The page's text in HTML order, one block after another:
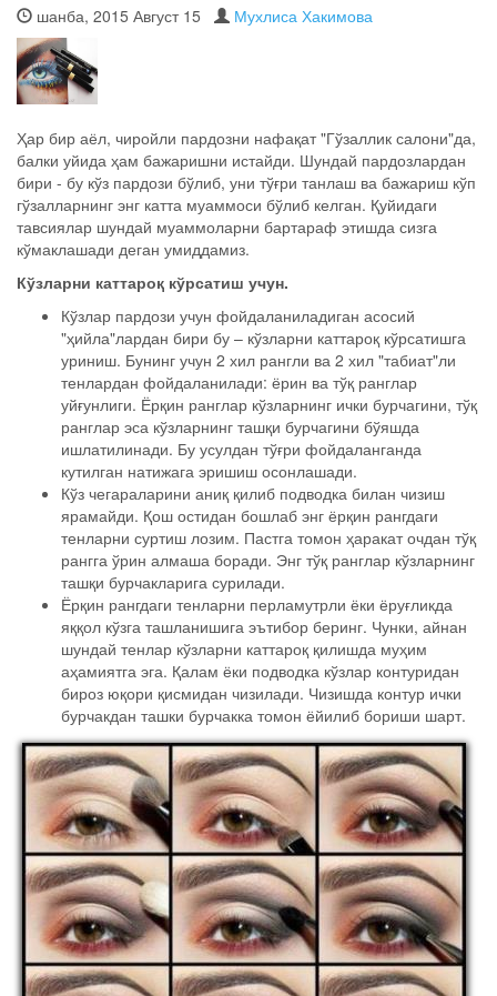
шанба, 2015 Август 15 Мухлиса Хакимова
Ҳар бир аёл, чиройли пардозни нафақат "Гўзаллик салони"да,
балки уйида ҳам бажаришни истайди. Шундай пардозлардан
бири - бу кўз пардози бўлиб, уни тўғри танлаш ва бажариш кўп
гўзалларнинг энг катта муаммоси бўлиб келган. Қуйидаги
тавсиялар шундай муаммоларни бартараф этишда сизга
кўмаклашади деган умиддамиз.
Кўзларни каттароқ кўрсатиш учун.
Кўзлар пардози учун фойдаланиладиган асосий
"ҳийла"лардан бири бу – кўзларни каттароқ кўрсатишга
уриниш. Бунинг учун 2 хил рангли ва 2 хил "табиат"ли
тенлардан фойдаланилади: ёрин ва тўқ ранглар
уйғунлиги. Ёрқин ранглар кўзларнинг ички бурчагини, тўқ
ранглар эса кўзларнинг ташқи бурчагини бўяшда
ишлатилинади. Бу усулдан тўғри фойдаланганда
кутилган натижага эришиш осонлашади.
Кўз чегараларини аниқ қилиб подводка билан чизиш
ярамайди. Қош остидан бошлаб энг ёрқин рангдаги
тенларни суртиш лозим. Пастга томон ҳаракат очдан тўқ
рангга ўрин алмаша боради. Энг тўқ ранглар кўзларнинг
ташқи бурчакларига сурилади.
Ёрқин рангдаги тенларни перламутрли ёки ёруғликда
яққол кўзга ташланишига эътибор беринг. Чунки, айнан
шундай тенлар кўзларни каттароқ қилишда муҳим
аҳамиятга эга. Қалам ёки подводка кўзлар контуридан
бироз юқори қисмидан чизилади. Чизишда контур ички
бурчакдан ташки бурчакка томон ёйилиб бориши шарт.